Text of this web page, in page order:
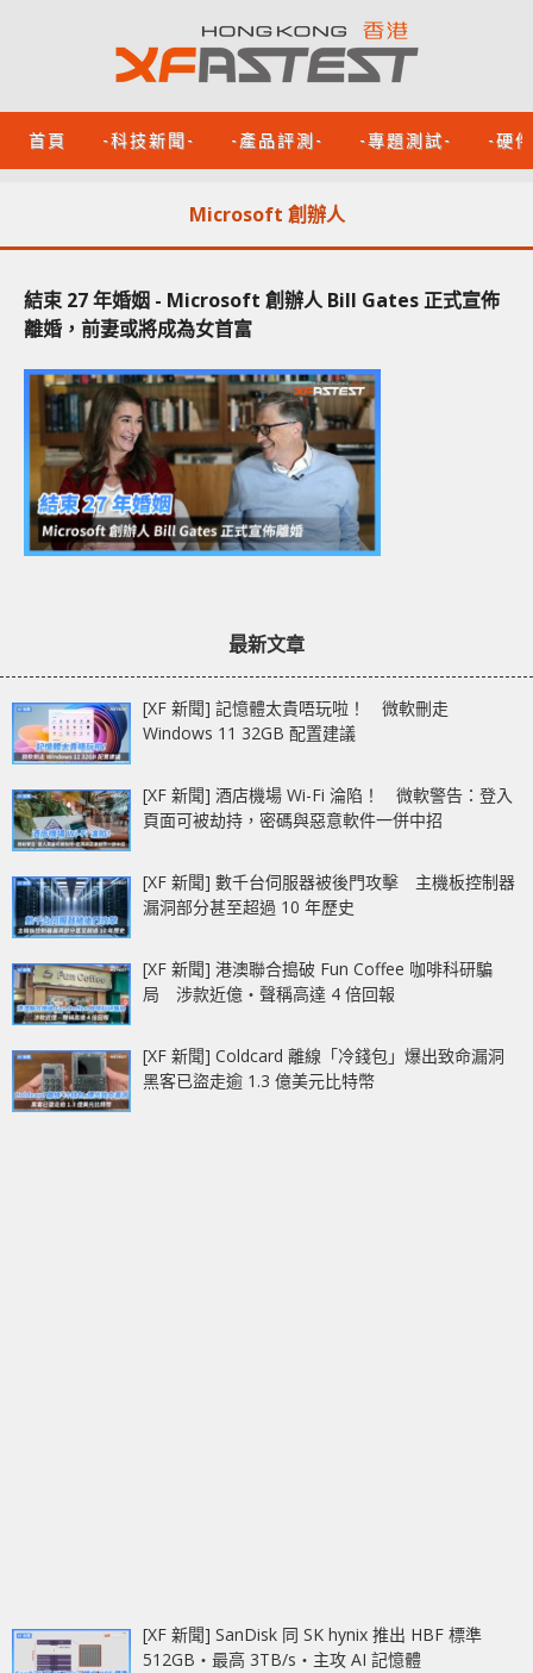
首頁 -科技新聞- -產品評測- -專題測試- -硬
Microsoft 創辦人
結束 27 年婚姻 - Microsoft 創辦人 Bill Gates 正式宣佈
離婚，前妻或將成為女首富
最新文章
[XF 新聞] 記憶體太貴唔玩啦！ 微軟刪走
Windows 11 32GB 配置建議
[XF 新聞] 酒店機場 Wi-Fi 淪陷！ 微軟警告：登入
頁面可被劫持，密碼與惡意軟件一併中招
[XF 新聞] 數千台伺服器被後門攻擊 主機板控制器
漏洞部分甚至超過 10 年歷史
[XF 新聞] 港澳聯合搗破 Fun Coffee 咖啡科研騙
局 涉款近億‧聲稱高達 4 倍回報
[XF 新聞] Coldcard 離線「冷錢包」爆出致命漏洞
黑客已盜走逾 1.3 億美元比特幣
[XF 新聞] SanDisk 同 SK hynix 推出 HBF 標準
512GB‧最高 3TB/s‧主攻 AI 記憶體